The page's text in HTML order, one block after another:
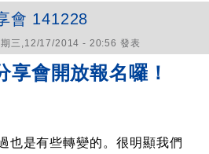
會 141228
三,12/17/2014 - 20:56 發表
會開放報名囉！
也是有些轉變的。很明顯我們